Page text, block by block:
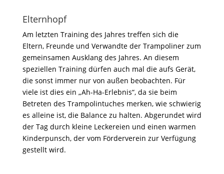
Elternhopf
Am letzten Training des Jahres treffen sich die
Eltern, Freunde und Verwandte der Trampoliner zum
gemeinsamen Ausklang des Jahres. An diesem
speziellen Training dürfen auch mal die aufs Gerät,
die sonst immer nur von außen beobachten. Für
viele ist dies ein „Ah-Ha-Erlebnis“, da sie beim
Betreten des Trampolintuches merken, wie schwierig
es alleine ist, die Balance zu halten. Abgerundet wird
der Tag durch kleine Leckereien und einen warmen
Kinderpunsch, der vom Förderverein zur Verfügung
gestellt wird.